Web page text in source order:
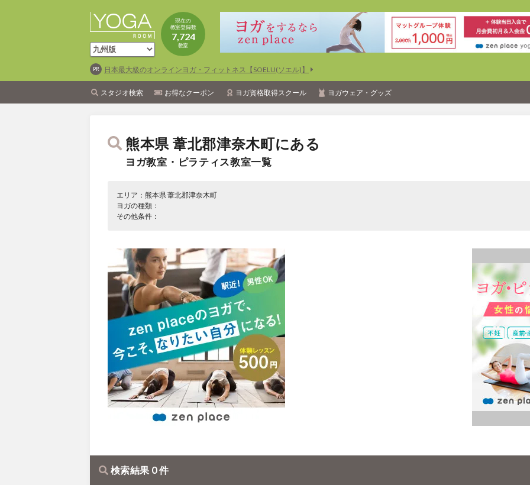
現在の
教室登録数
7,724
教室
日本最大級のオンラインヨガ・フィットネス【SOELU(ソエル)】
スタジオ検索 お得なクーポン ヨガ資格取得スクール ヨガウェア・グッズ
熊本県 葦北郡津奈木町にある
ヨガ教室・ピラティス教室一覧
エリア：熊本県 葦北郡津奈木町
ヨガの種類：
その他条件：
検索結果 0 件